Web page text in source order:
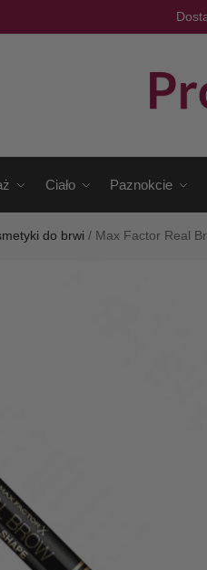
Ciało Paznokcie
do brwi / Max Factor Real